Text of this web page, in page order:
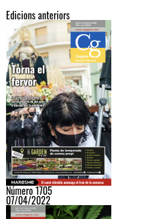
Edicions anteriors
Número 1705
07/04/2022